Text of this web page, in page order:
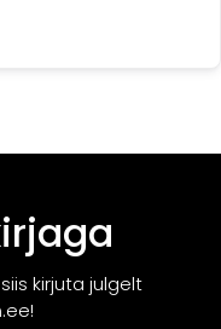
kirjuta julgelt